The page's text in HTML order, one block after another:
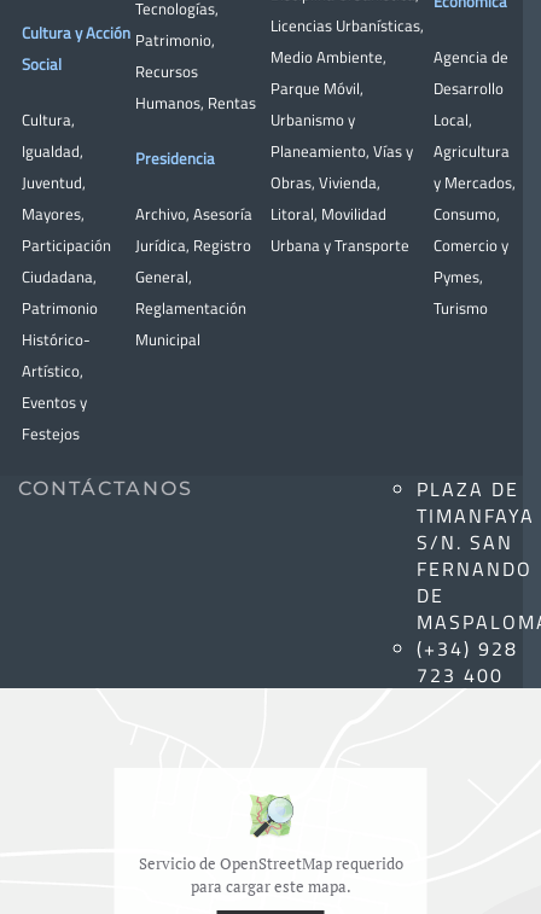
Cultura y Acción
Social
Cultura,
Igualdad,
Juventud,
Mayores,
Participación
Ciudadana,
Patrimonio
Histórico-
Artístico,
Eventos y
Festejos
Tecnologías,
Patrimonio,
Recursos
Humanos, Rentas
Presidencia
Archivo, Asesoría
Jurídica, Registro
General,
Reglamentación
Municipal
Licencias Urbanísticas,
Medio Ambiente,
Parque Móvil,
Urbanismo y
Planeamiento, Vías y
Obras, Vivienda,
Litoral, Movilidad
Urbana y Transporte
Agencia de
Desarrollo
Local,
Agricultura
y Mercados,
Consumo,
Comercio y
Pymes,
Turismo
CONTÁCTANOS
PLAZA DE
TIMANFAYA
S/N. SAN
FERNANDO
DE
(+34) 928
723 400
Servicio de OpenStreetMap requerido
para cargar este mapa.